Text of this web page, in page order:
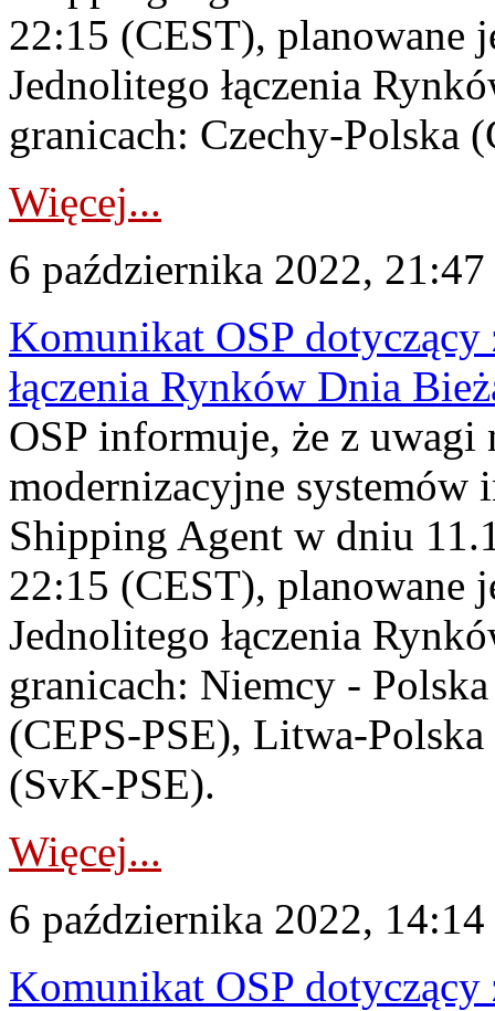
22:15 (CEST), planowane
Jednolitego łączenia
granicach: Czechy-Polska
Więcej...
6 października 2022, 21:47
Komunikat OSP dotyczący
łączenia Rynków Dnia
OSP informuje, że z uwagi
modernizacyjne
Shipping Agent w dniu
22:15 (CEST), planowane
Jednolitego łączenia
granicach: Niemcy -
(CEPS-PSE), Litwa-
(SvK-PSE).
Więcej...
6 października 2022, 14:14
Komunikat OSP dotyczący